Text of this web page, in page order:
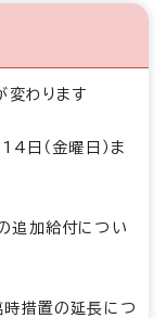
変わります
日（金曜日）ま
追加給付につい
時措置の延長につ